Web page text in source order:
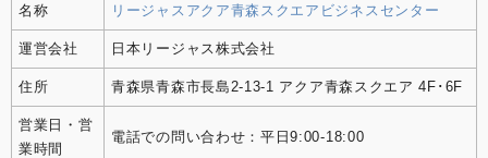
名称 リージャスアクア青森スクエアビジネスセンター
運営会社 日本リージャス株式会社
住所 青森県青森市長島2-13-1 アクア青森スクエア 4F･6F
営業日・営
業時間
電話での問い合わせ：平日9:00-18:00